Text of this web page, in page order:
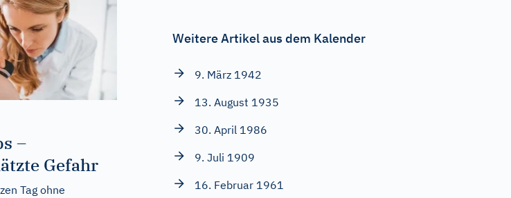
–
Gefahr
Tag ohne
Weitere Artikel aus dem Kalender
9. März 1942
13. August 1935
30. April 1986
9. Juli 1909
16. Februar 1961